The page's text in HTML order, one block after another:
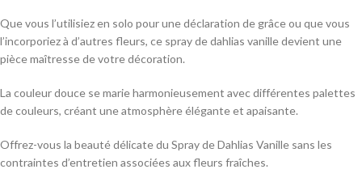
Que vous l’utilisiez en solo pour une déclaration de grâce ou que vous
l’incorporiez à d’autres fleurs, ce spray de dahlias vanille devient une
pièce maîtresse de votre décoration.
La couleur douce se marie harmonieusement avec différentes palettes
de couleurs, créant une atmosphère élégante et apaisante.
Offrez-vous la beauté délicate du Spray de Dahlias Vanille sans les
contraintes d’entretien associées aux fleurs fraîches.